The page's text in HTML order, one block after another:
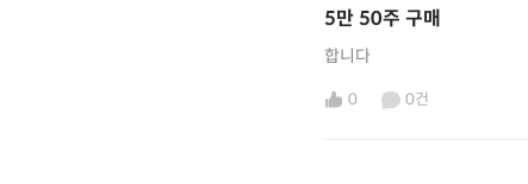
5만 50주 구매
합니다
0 0건